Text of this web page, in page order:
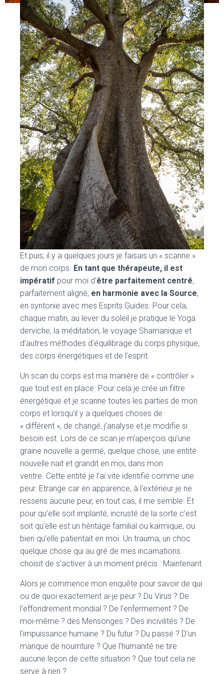
Et puis, il y a quelques jours je faisais un « scanne »
de mon corps. En tant que thérapeute, il est
impératif pour moi d’être parfaitement centré,
parfaitement aligné, en harmonie avec la Source,
en syntonie avec mes Esprits Guides. Pour cela,
chaque matin, au lever du soleil je pratique le Yoga
derviche, la méditation, le voyage Shamanique et
d’autres méthodes d’équilibrage du corps physique,
des corps énergétiques et de l’esprit.
Un scan du corps est ma manière de « contrôler »
que tout est en place. Pour cela je crée un filtre
énergétique et je scanne toutes les parties de mon
corps et lorsqu’il y a quelques choses de
« différent », de changé, j’analyse et je modifie si
besoin est. Lors de ce scan je m’aperçois qu’une
graine nouvelle a germé, quelque chose, une entité
nouvelle nait et grandit en moi, dans mon
ventre. Cette entité je l’ai vite identifié comme une
peur. Etrange car en apparence, à l’extérieur je ne
ressens aucune peur, en tout cas, il me semble. Et
pour qu’elle soit implanté, incrusté de la sorte c’est
soit qu’elle est un héritage familial ou karmique, ou
bien qu’elle patientait en moi. Un trauma, un choc
quelque chose qui au gré de mes incarnations
choisit de s’activer à un moment précis : Maintenant
Alors je commence mon enquête pour savoir de qui
ou de quoi exactement ai-je peur ? Du Virus ? De
l’effondrement mondial ? De l’enfermement ? De
moi-même ? des Mensonges ? Des incivilités ? De
l’impuissance humaine ? Du futur ? Du passé ? D’un
manque de nourriture ? Que l’humanité ne tire
aucune leçon de cette situation ? Que tout cela ne
serve à rien ?